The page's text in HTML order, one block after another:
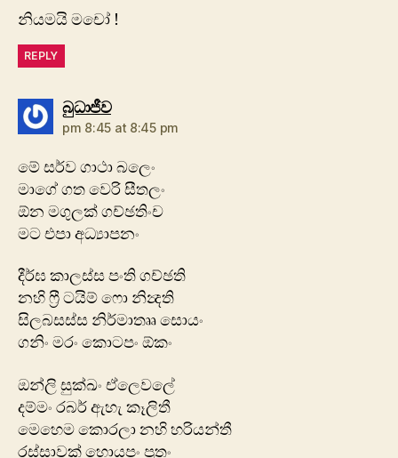
නියමයි මචෝ !
REPLY
බුධාජීවsays:
pm 8:45 at 8:45 pm
මේ සර්ව ගාථා බලෙං
මාගේ ගත වෙරි සීතලං
ඕන මගුලක් ගච්ඡතිංච
මට එපා අධ්‍යාපනං
දීර්ඝ කාලස්ස පංති ගච්ඡති
නහි ෆ්‍රී ටයිම් ෆො නින්‍දති
සිලබසස්ස නිර්මාතෲ සොයං
ගනිං මරං කොටපං ඕකං
ඔන්ලි සුක්ඛං ඒලෙවලේ
දම්මං රබර් ඇහැ කෑලිතී
මෙහෙම කොරලා නහි හරියන්තී
රස්සාවක් හොයපං පුතං